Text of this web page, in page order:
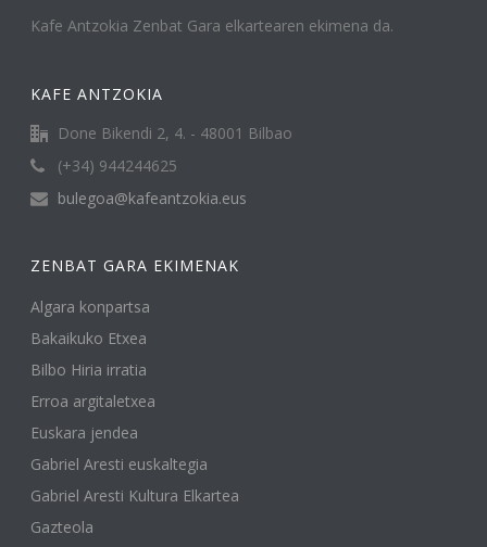
Kafe Antzokia Zenbat Gara elkartearen ekimena da.
KAFE ANTZOKIA
Done Bikendi 2, 4. - 48001 Bilbao
(+34) 944244625
bulegoa@kafeantzokia.eus
ZENBAT GARA EKIMENAK
Algara konpartsa
Bakaikuko Etxea
Bilbo Hiria irratia
Erroa argitaletxea
Euskara jendea
Gabriel Aresti euskaltegia
Gabriel Aresti Kultura Elkartea
Gazteola